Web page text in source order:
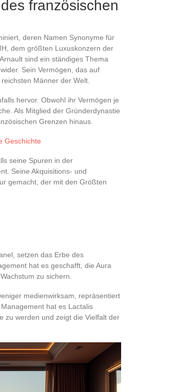
französischen
deren Namen Synonyme für
dem größten Luxuskonzern der
sind ein ständiges Thema
Sein Vermögen, das auf
Männer der Welt.
hervor. Obwohl ihr Vermögen je
Als Mitglied der Gründerdynastie
Grenzen hinaus.
Geschichte
seine Spuren in der
Seine Akquisitions- und
gemacht, der mit den Größten
setzen das Erbe des
hat es geschafft, die Aura
zu sichern.
medienwirksam, repräsentiert
hat es Lactalis
zu werden und zeigt die Vielfalt der